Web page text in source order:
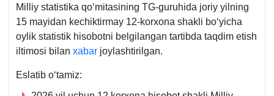
Milliy statistika qoʻmitasining TG-guruhida joriy yilning
15 mayidan kechiktirmay 12-korхona shakli boʻyicha
oylik statistik hisobotni belgilangan tartibda taqdim etish
iltimosi bilan хabar joylashtirilgan.
Eslatib oʻtamiz: